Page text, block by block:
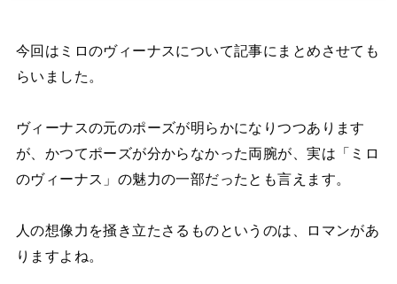
今回はミロのヴィーナスについて記事にまとめさせても
らいました。
ヴィーナスの元のポーズが明らかになりつつあります
が、かつてポーズが分からなかった両腕が、実は「ミロ
のヴィーナス」の魅力の一部だったとも言えます。
人の想像力を掻き立たさるものというのは、ロマンがあ
りますよね。